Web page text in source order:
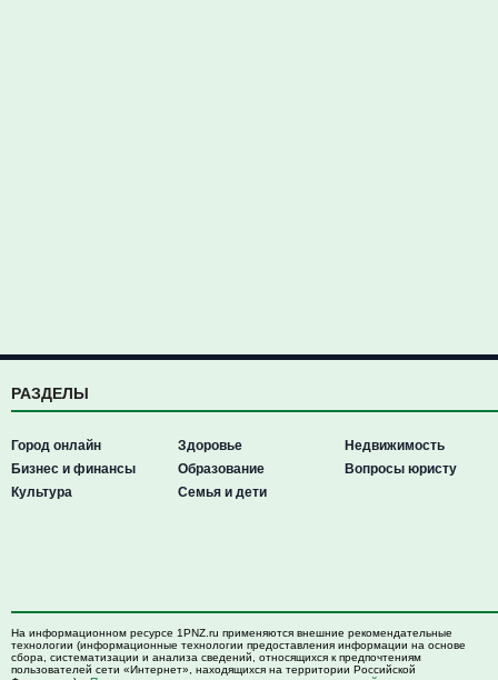
РАЗДЕЛЫ
Город онлайн
Бизнес и финансы
Культура
Здоровье
Образование
Семья и дети
Недвижимость
Вопросы юристу
На информационном ресурсе 1PNZ.ru применяются внешние рекомендательные
технологии (информационные технологии предоставления информации на основе
сбора, систематизации и анализа сведений, относящихся к предпочтениям
пользователей сети «Интернет», находящихся на территории Российской